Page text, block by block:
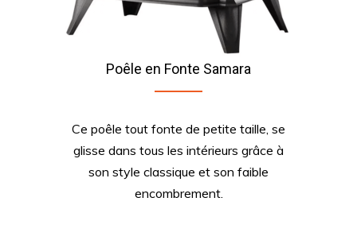
Poêle en Fonte Samara
Ce poêle tout fonte de petite taille, se
glisse dans tous les intérieurs grâce à
son style classique et son faible
encombrement.